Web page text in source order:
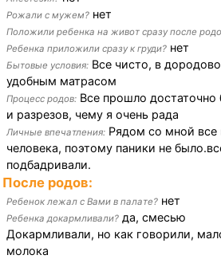
Рожали с мужем? нет
Положили ребенка на живот сразу после
Ребенка приложили сразу к груди? нет
Бытовые условия: Все чисто, в
удобным матрасом
Процесс родов: Все прошло
и разрезов, чему я очень рада
Личные впечатления: Рядом со мной
человека, поэтому паники не
подбадривали.
После родов:
Ребенок лежал с Вами в палате? нет
Ребенка докармливали? да, смесью
Докармливали, но как говорили,
молока